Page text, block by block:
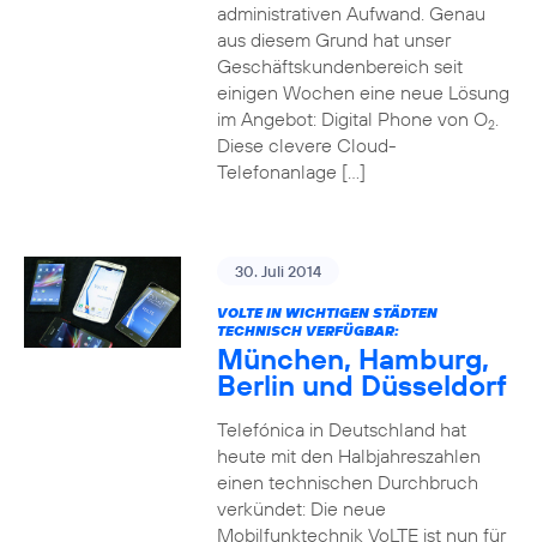
administrativen Aufwand. Genau
aus diesem Grund hat unser
Geschäftskundenbereich seit
einigen Wochen eine neue Lösung
im Angebot: Digital Phone von O2.
Diese clevere Cloud-
Telefonanlage […]
30. Juli 2014
VOLTE IN WICHTIGEN STÄDTEN
TECHNISCH VERFÜGBAR:
München, Hamburg,
Berlin und Düsseldorf
Telefónica in Deutschland hat
heute mit den Halbjahreszahlen
einen technischen Durchbruch
verkündet: Die neue
Mobilfunktechnik VoLTE ist nun für